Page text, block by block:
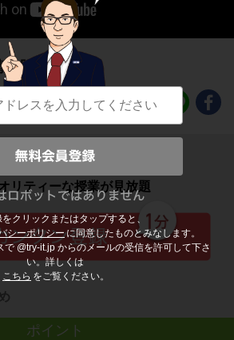
クリックまたはタップすると、
シーポリシー に同意したものとみなします。
で @try-it.jp からのメールの受信を許可して下さ
い。詳しくは
こちら をご覧ください。
胞の形成
強から大人の学び直しまで
リティーな授業が見放題
ポイント